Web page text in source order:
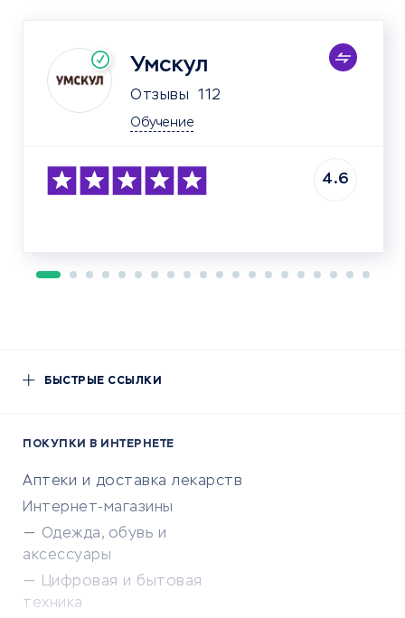
Умскул
Отзывы 112
Обучение
4.6
БЫСТРЫЕ ССЫЛКИ
ПОКУПКИ В ИНТЕРНЕТЕ
Аптеки и доставка лекарств
Интернет-магазины
Одежда, обувь и
аксессуары
Цифровая и бытовая
техника